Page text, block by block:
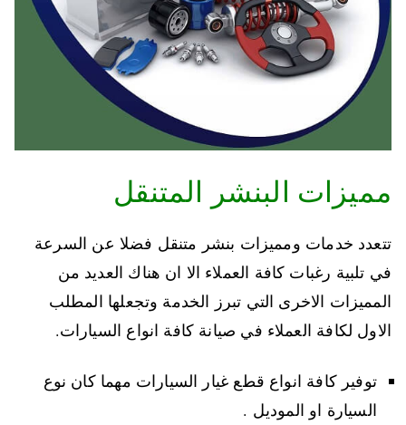
مميزات البنشر المتنقل
تتعدد خدمات ومميزات بنشر متنقل فضلا عن السرعة
في تلبية رغبات كافة العملاء الا ان هناك العديد من
المميزات الاخرى التي تبرز الخدمة وتجعلها المطلب
الاول لكافة العملاء في صيانة كافة انواع السيارات.
توفير كافة انواع قطع غيار السيارات مهما كان نوع
السيارة او الموديل .